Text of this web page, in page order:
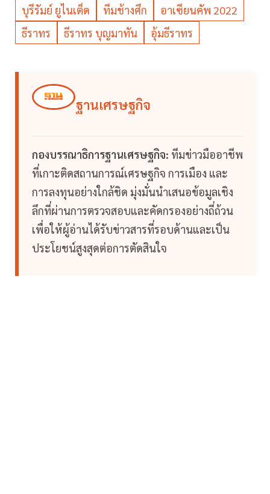
บุรีรัมย์ ยูไนเต็ด
ทีมช้างศึก
อาเซียนคัพ 2022
ธีราทร
ธีราทร บุญมาทัน อุ้มธีราทร
ฐานเศรษฐกิจ
กองบรรณาธิการฐานเศรษฐกิจ: ทีมข่าวมืออาชีพ
ที่เกาะติดสถานการณ์เศรษฐกิจ การเมือง และ
การลงทุนอย่างใกล้ชิด มุ่งมั่นนำเสนอข้อมูลเชิง
ลึกที่ผ่านการตรวจสอบและคัดกรองอย่างถี่ถ้วน
เพื่อให้ผู้อ่านได้รับข่าวสารที่รอบด้านและเป็น
ประโยชน์สูงสุดต่อการตัดสินใจ